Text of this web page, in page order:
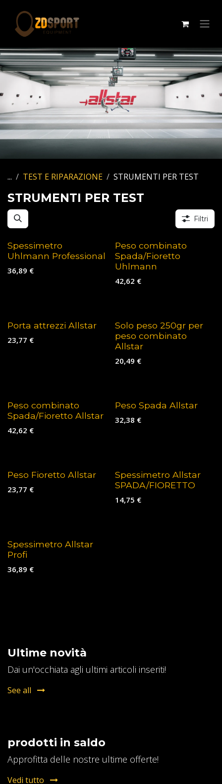
... TEST E RIPARAZIONE STRUMENTI PER TEST
STRUMENTI PER TEST
Filtri
Spessimetro
Uhlmann Professional
36,89 €
Peso combinato
Spada/Fioretto
Uhlmann
42,62 €
Porta attrezzi Allstar
23,77 €
Solo peso 250gr per
peso combinato
Allstar
20,49 €
Peso combinato
Spada/Fioretto Allstar
42,62 €
Peso Spada Allstar
32,38 €
Peso Fioretto Allstar
23,77 €
Spessimetro Allstar
SPADA/FIORETTO
14,75 €
Spessimetro Allstar
Profi
36,89 €
Ultime novità
Dai un'occhiata agli ultimi articoli inseriti!
See all
prodotti in saldo
Approfitta delle nostre ultime offerte!
Vedi tutto